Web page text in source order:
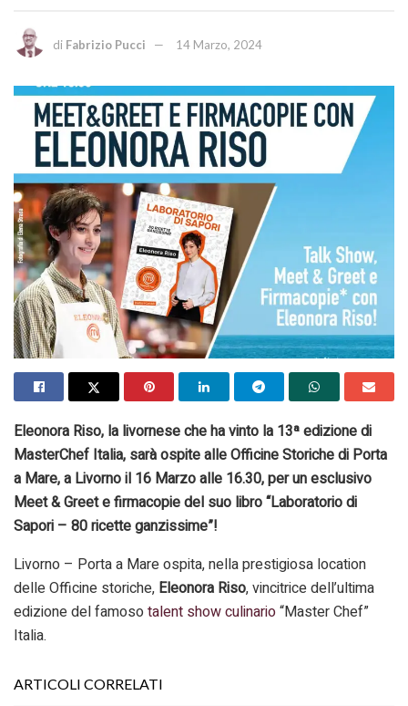
di Fabrizio Pucci 14 Marzo, 2024
Eleonora Riso, la livornese che ha vinto la 13ª edizione di
MasterChef Italia, sarà ospite alle Officine Storiche di Porta
a Mare, a Livorno il 16 Marzo alle 16.30, per un esclusivo
Meet & Greet e firmacopie del suo libro “Laboratorio di
Sapori – 80 ricette ganzissime”!
Livorno – Porta a Mare ospita, nella prestigiosa location
delle Officine storiche, Eleonora Riso, vincitrice dell’ultima
edizione del famosotalent showculinario“Master Chef”
Italia.
ARTICOLI CORRELATI